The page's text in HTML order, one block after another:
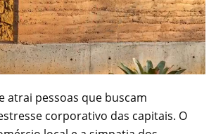
atrai pessoas que buscam
corporativo das capitais. O